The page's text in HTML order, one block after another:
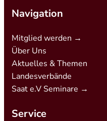
Navigation
Mitglied werden →
Über Uns
Aktuelles & Themen
Landesverbände
Saat e.V Seminare →
Service